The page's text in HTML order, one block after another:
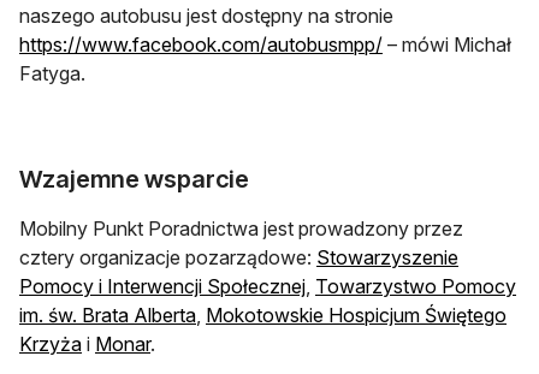
naszego autobusu jest dostępny na stronie
https://www.facebook.com/autobusmpp/otwiera się w
– mówi Michał
Fatyga.
Wzajemne wsparcie
Mobilny Punkt Poradnictwa jest prowadzony przez
cztery organizacje pozarządowe: Stowarzyszenie
Pomocy i Interwencji Społecznej Towarzystwo Pomocy
im. św. Brata Alberta Mokotowskie Hospicjum Świętego
Krzyża i Monar.